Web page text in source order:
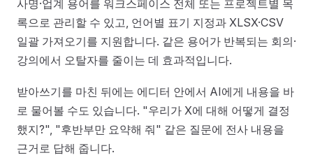
사명·업계 용어를 워크스페이스 전체 또는 프로젝트별 목
록으로 관리할 수 있고, 언어별 표기 지정과 XLSX·CSV
일괄 가져오기를 지원합니다. 같은 용어가 반복되는 회의·
강의에서 오탈자를 줄이는 데 효과적입니다.
받아쓰기를 마친 뒤에는 에디터 안에서 AI에게 내용을 바
로 물어볼 수도 있습니다. "우리가 X에 대해 어떻게 결정
했지?", "후반부만 요약해 줘" 같은 질문에 전사 내용을
근거로 답해 줍니다.